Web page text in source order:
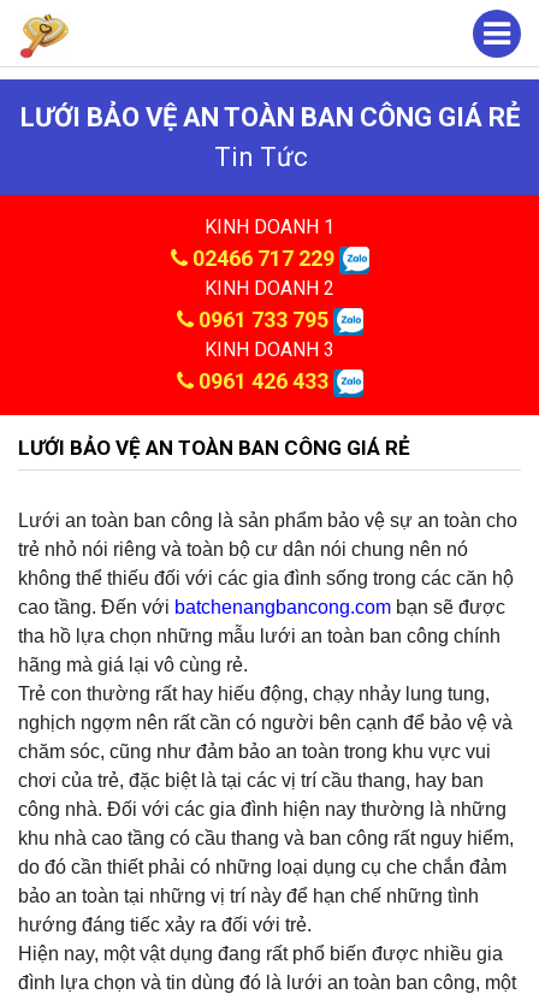
LƯỚI BẢO VỆ AN TOÀN BAN CÔNG GIÁ RẺ
Tin Tức
KINH DOANH 1
02466 717 229
KINH DOANH 2
0961 733 795
KINH DOANH 3
0961 426 433
LƯỚI BẢO VỆ AN TOÀN BAN CÔNG GIÁ RẺ
Lưới an toàn ban công là sản phẩm bảo vệ sự an toàn cho
trẻ nhỏ nói riêng và toàn bộ cư dân nói chung nên nó
không thể thiếu đối với các gia đình sống trong các căn hộ
cao tầng. Đến với batchenangbancong.com bạn sẽ được
tha hồ lựa chọn những mẫu lưới an toàn ban công chính
hãng mà giá lại vô cùng rẻ.
Trẻ con thường rất hay hiếu động, chạy nhảy lung tung,
nghịch ngợm nên rất cần có người bên cạnh để bảo vệ và
chăm sóc, cũng như đảm bảo an toàn trong khu vực vui
chơi của trẻ, đặc biệt là tại các vị trí cầu thang, hay ban
công nhà. Đối với các gia đình hiện nay thường là những
khu nhà cao tầng có cầu thang và ban công rất nguy hiểm,
do đó cần thiết phải có những loại dụng cụ che chắn đảm
bảo an toàn tại những vị trí này để hạn chế những tình
hướng đáng tiếc xảy ra đối với trẻ.
Hiện nay, một vật dụng đang rất phổ biến được nhiều gia
đình lựa chọn và tin dùng đó là lưới an toàn ban công, một